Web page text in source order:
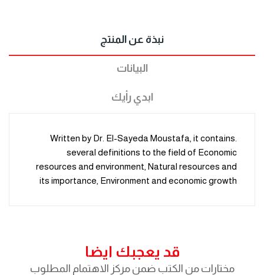
نبذة عن المنتج
البيانات
ابدي رأيك
.Written by Dr. El-Sayeda Moustafa, it contains
several definitions to the field of Economic
resources and environment, Natural resources and
its importance, Environment and economic growth
قد يعجبك ايضا
مختارات من الكتب ضمن مركز الاهتمام المطلوب